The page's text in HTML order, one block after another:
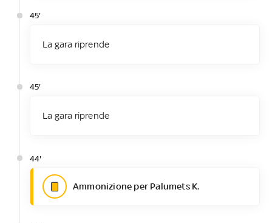
45'
La gara riprende
45'
La gara riprende
44'
Ammonizione per Palumets K.